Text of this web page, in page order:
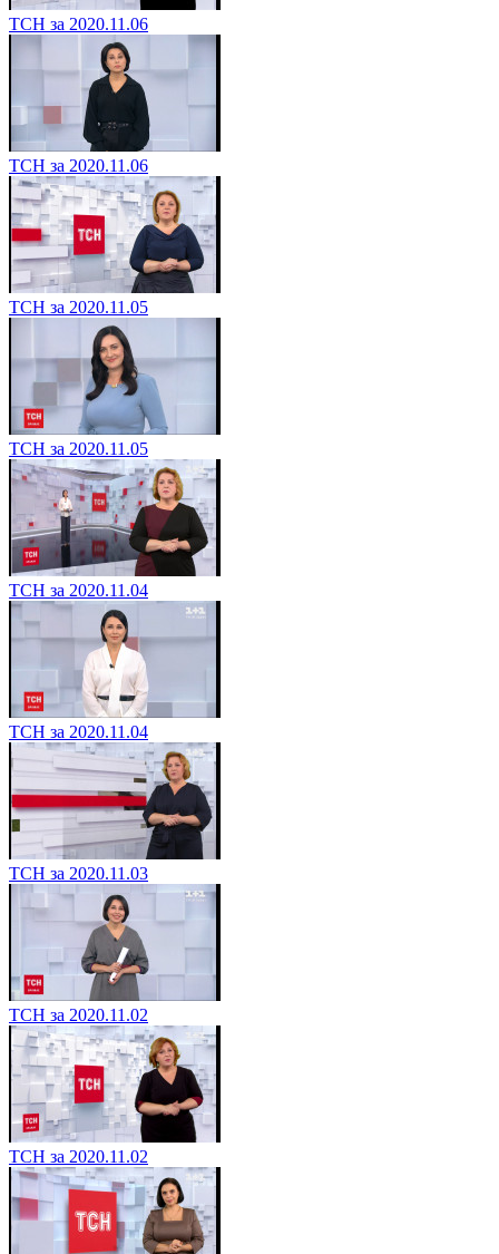
ТСН за 2020.11.06
ТСН за 2020.11.06
ТСН за 2020.11.05
ТСН за 2020.11.05
ТСН за 2020.11.04
ТСН за 2020.11.04
ТСН за 2020.11.03
ТСН за 2020.11.02
ТСН за 2020.11.02